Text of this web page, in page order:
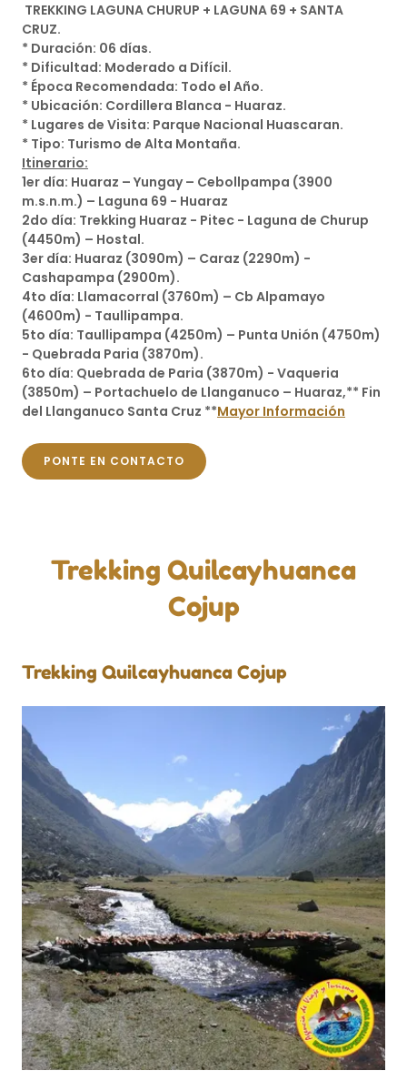
TREKKING LAGUNA CHURUP + LAGUNA 69 + SANTA
CRUZ.
* Duración: 06 días.
* Dificultad: Moderado a Difícil.
* Época Recomendada: Todo el Año.
* Ubicación: Cordillera Blanca - Huaraz.
* Lugares de Visita: Parque Nacional Huascaran.
* Tipo: Turismo de Alta Montaña.
Itinerario:
1er día: Huaraz – Yungay – Cebollpampa (3900
m.s.n.m.) – Laguna 69 - Huaraz
2do día: Trekking Huaraz - Pitec - Laguna de Churup
(4450m) – Hostal.
3er día: Huaraz (3090m) – Caraz (2290m) -
Cashapampa (2900m).
4to día: Llamacorral (3760m) – Cb Alpamayo
(4600m) - Taullipampa.
5to día: Taullipampa (4250m) – Punta Unión (4750m)
- Quebrada Paria (3870m).
6to día: Quebrada de Paria (3870m) - Vaqueria
(3850m) – Portachuelo de Llanganuco – Huaraz,** Fin
del Llanganuco Santa Cruz **Mayor Información
PONTE EN CONTACTO
Trekking Quilcayhuanca
Cojup
Trekking Quilcayhuanca Cojup